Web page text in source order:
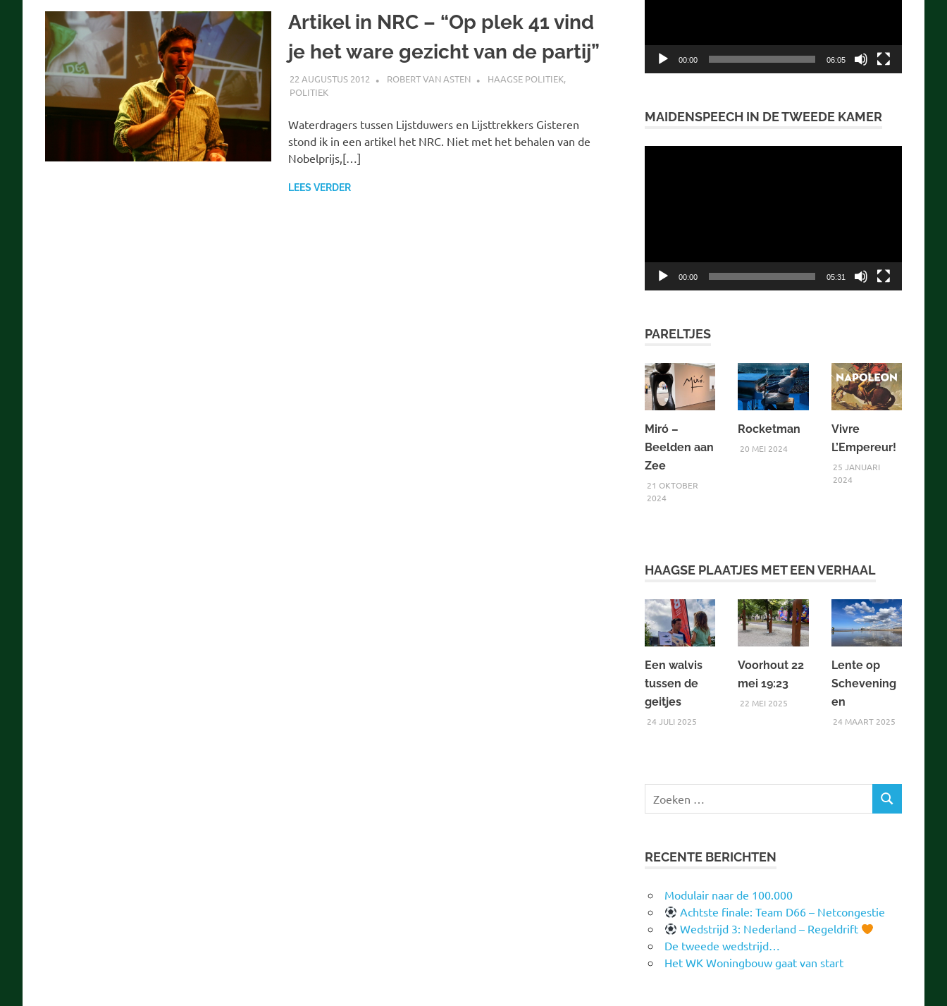
Artikel in NRC – “Op plek 41 vind
je het ware gezicht van de partij”
22 AUGUSTUS 2012 ROBERT VAN ASTEN HAAGSE POLITIEK,
POLITIEK
Waterdragers tussen Lijstduwers en Lijsttrekkers Gisteren
stond ik in een artikel het NRC. Niet met het behalen van de
Nobelprijs,[…]
LEES VERDER
00:00 06:05
MAIDENSPEECH IN DE TWEEDE KAMER
00:00 05:31
PARELTJES
Miró –
Beelden aan
Zee
21 OKTOBER
2024
Rocketman
20 MEI 2024
Vivre
L’Empereur!
25 JANUARI
2024
HAAGSE PLAATJES MET EEN VERHAAL
Een walvis
tussen de
geitjes
24 JULI 2025
Voorhout 22
mei 19:23
22 MEI 2025
Lente op
Schevening
en
24 MAART 2025
naar:
ZOEKEN
RECENTE BERICHTEN
Modulair naar de 100.000
Achtste finale: Team D66 – Netcongestie
Wedstrijd 3: Nederland – Regeldrift
De tweede wedstrijd…
Het WK Woningbouw gaat van start